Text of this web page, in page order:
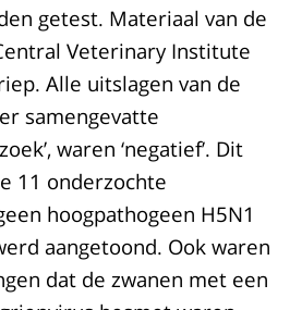
getest. Materiaal van de
Veterinary Institute
Alle uitslagen van de
samengevatte
waren ‘negatief’. Dit
11 onderzochte
hoogpathogeen H5N1
aangetoond. Ook waren
dat de zwanen met een